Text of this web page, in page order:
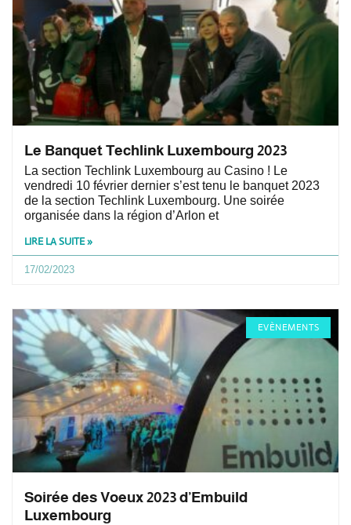
Le Banquet Techlink Luxembourg 2023
La section Techlink Luxembourg au Casino ! Le
vendredi 10 février dernier s’est tenu le banquet 2023
de la section Techlink Luxembourg. Une soirée
organisée dans la région d’Arlon et
LIRE LA SUITE »
17/02/2023
EVÈNEMENTS
Soirée des Voeux 2023 d’Embuild
Luxembourg